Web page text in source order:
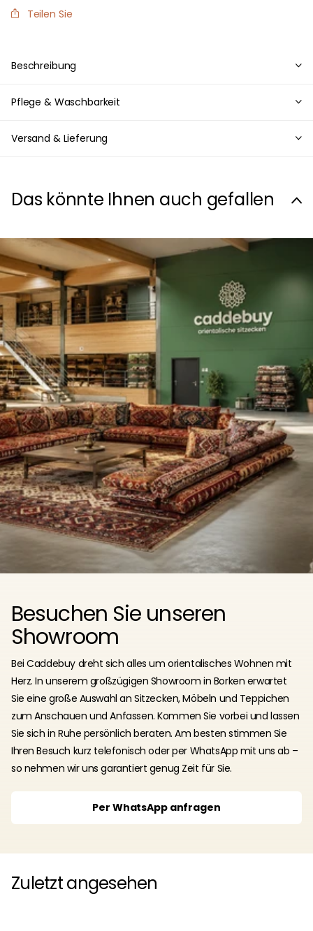
Teilen Sie
Beschreibung
Pflege & Waschbarkeit
Versand & Lieferung
Das könnte Ihnen auch gefallen
Besuchen Sie unseren
Showroom
Bei Caddebuy dreht sich alles um orientalisches Wohnen mit
Herz. In unserem großzügigen Showroom in Borken erwartet
Sie eine große Auswahl an Sitzecken, Möbeln und Teppichen
zum Anschauen und Anfassen. Kommen Sie vorbei und lassen
Sie sich in Ruhe persönlich beraten. Am besten stimmen Sie
Ihren Besuch kurz telefonisch oder per WhatsApp mit uns ab –
so nehmen wir uns garantiert genug Zeit für Sie.
Per WhatsApp anfragen
Zuletzt angesehen